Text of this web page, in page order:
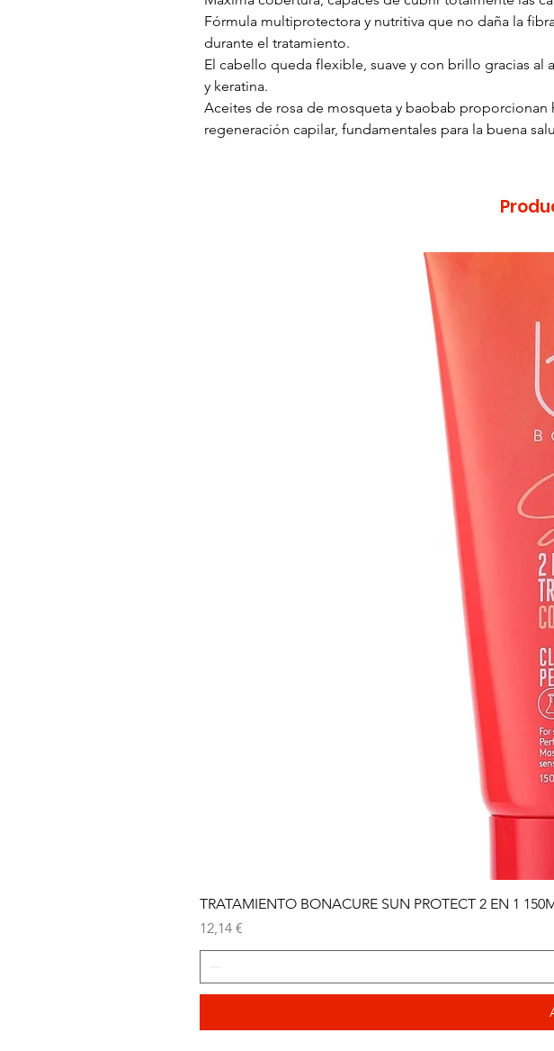
Fórmula multiprotectora y nutritiva que no daña la
durante el tratamiento.
El cabello queda flexible, suave y con brillo gracias al
y keratina.
Aceites de rosa de mosqueta y baobab proporcionan
regeneración capilar, fundamentales para la buena
TRATAMIENTO BONACURE SUN PROTECT 2 EN 1
Precio
12,14 €